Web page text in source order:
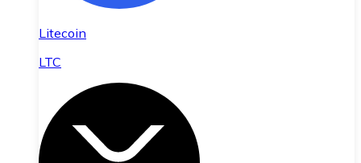
Litecoin
LTC